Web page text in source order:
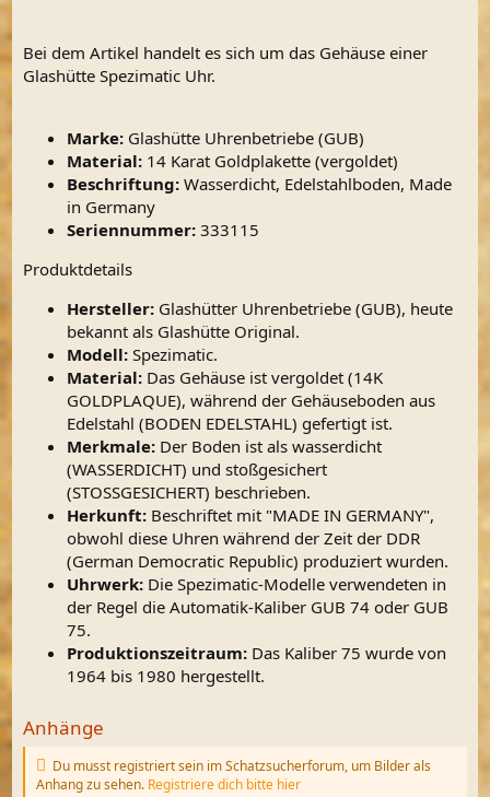
Bei dem Artikel handelt es sich um das Gehäuse einer
Glashütte Spezimatic Uhr.
Marke: Glashütte Uhrenbetriebe (GUB)
Material: 14 Karat Goldplakette (vergoldet)
Beschriftung: Wasserdicht, Edelstahlboden, Made
in Germany
Seriennummer: 333115
Produktdetails
Hersteller: Glashütter Uhrenbetriebe (GUB), heute
bekannt als Glashütte Original.
Modell: Spezimatic.
Material: Das Gehäuse ist vergoldet (14K
GOLDPLAQUE), während der Gehäuseboden aus
Edelstahl (BODEN EDELSTAHL) gefertigt ist.
Merkmale: Der Boden ist als wasserdicht
(WASSERDICHT) und stoßgesichert
(STOSSGESICHERT) beschrieben.
Herkunft: Beschriftet mit "MADE IN GERMANY",
obwohl diese Uhren während der Zeit der DDR
(German Democratic Republic) produziert wurden.
Uhrwerk: Die Spezimatic-Modelle verwendeten in
der Regel die Automatik-Kaliber GUB 74 oder GUB
75.
Produktionszeitraum: Das Kaliber 75 wurde von
1964 bis 1980 hergestellt.
Anhänge
Du musst registriert sein im Schatzsucherforum, um Bilder als
Anhang zu sehen. Registriere dich bitte hier